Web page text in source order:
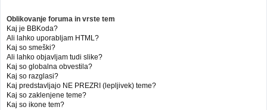
Oblikovanje foruma in vrste tem
Kaj je BBKoda?
Ali lahko uporabljam HTML?
Kaj so smeški?
Ali lahko objavljam tudi slike?
Kaj so globalna obvestila?
Kaj so razglasi?
Kaj predstavljajo NE PREZRI (lepljivek) teme?
Kaj so zaklenjene teme?
Kaj so ikone tem?